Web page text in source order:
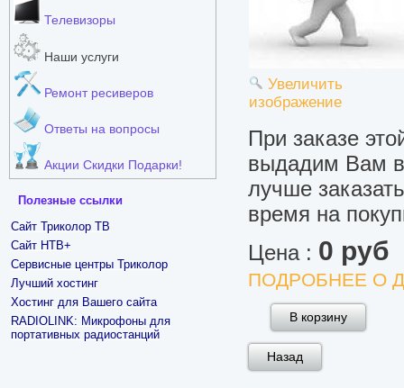
Телевизоры
Наши услуги
Ремонт ресиверов
Ответы на вопросы
Акции Скидки Подарки!
Полезные ссылки
Сайт Триколор ТВ
Сайт НТВ+
Сервисные центры Триколор
Лучший хостинг
Хостинг для Вашего сайта
RADIOLINK: Микрофоны для
портативных радиостанций
Увеличить
изображение
При заказе
выдадим Вам в
лучше
время на
Цена : 0 руб
ПОДРОБНЕЕ О